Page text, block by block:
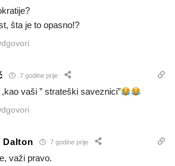
šta je to opasno!?
7 godine prije
vaši ” strateški saveznici”
Dalton 7 godine prije
važi pravo.